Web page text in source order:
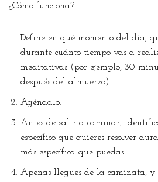
¿Cómo funciona?
Define en qué momento del día,
durante cuánto tiempo vas a
meditativas (por ejemplo, 30
después del almuerzo).
Agéndalo.
Antes de salir a caminar,
específico que quieres resolver
más específica que puedas.
Apenas llegues de la caminata, y